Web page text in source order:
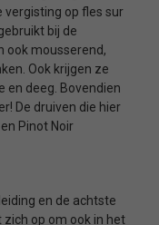
vergisting op fles sur
bij de
ook mousserend,
Ook krijgen ze
en deeg. Bovendien
De druiven die hier
Pinot Noir
en de achtste
op om ook in het